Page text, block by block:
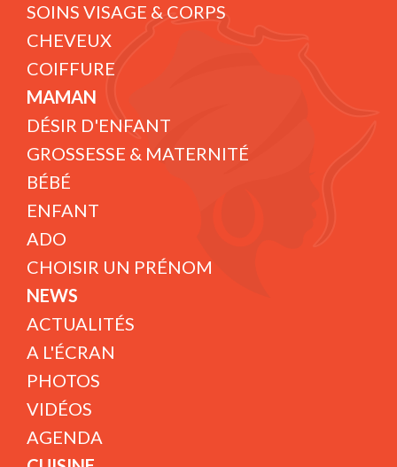
SOINS VISAGE & CORPS
CHEVEUX
COIFFURE
MAMAN
DÉSIR D'ENFANT
GROSSESSE & MATERNITÉ
BÉBÉ
ENFANT
ADO
CHOISIR UN PRÉNOM
NEWS
ACTUALITÉS
A L'ÉCRAN
PHOTOS
VIDÉOS
AGENDA